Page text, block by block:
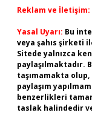
Reklam ve İletişim:
Yasal Uyarı: Bu
veya şahıs şirketi
Sitede yalnızca
paylaşılmaktadır.
taşımamakta
paylaşım
benzerlikleri
taslak halindedir